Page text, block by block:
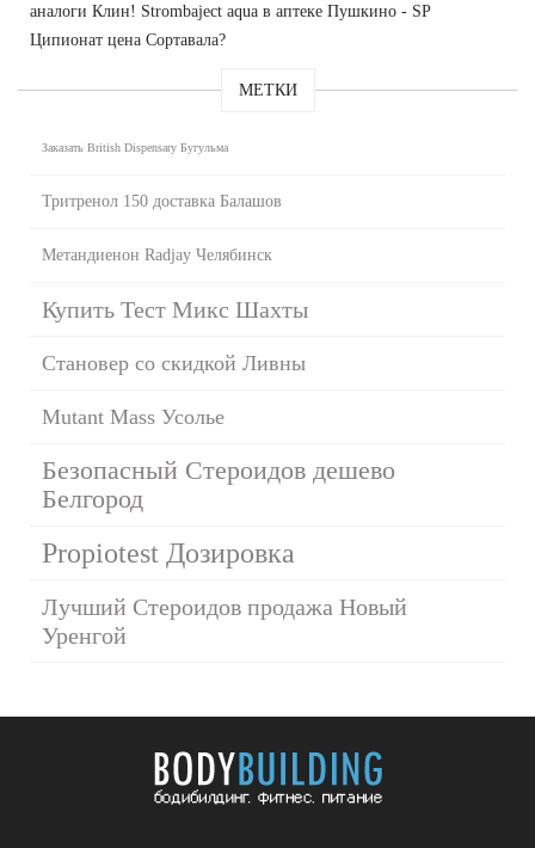
аналоги Клин! Strombaject aqua в аптеке Пушкино - SP
Ципионат цена Сортавала?
МЕТКИ
Заказать British Dispensary Бугульма
Тритренол 150 доставка Балашов
Метандиенон Radjay Челябинск
Купить Тест Микс Шахты
Становер со скидкой Ливны
Mutant Mass Усолье
Безопасный Стероидов дешево
Белгород
Propiotest Дозировка
Лучший Стероидов продажа Новый
Уренгой